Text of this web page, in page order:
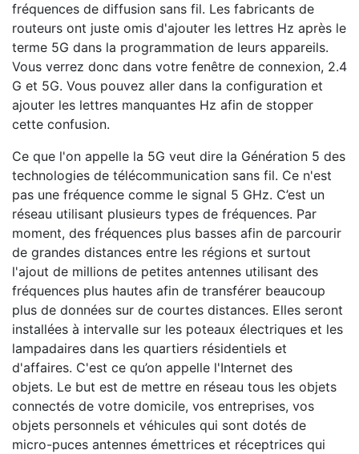
fréquences de diffusion sans fil. Les fabricants de
routeurs ont juste omis d'ajouter les lettres Hz après le
terme 5G dans la programmation de leurs appareils.
Vous verrez donc dans votre fenêtre de connexion, 2.4
G et 5G. Vous pouvez aller dans la configuration et
ajouter les lettres manquantes Hz afin de stopper
cette confusion.
Ce que l'on appelle la 5G veut dire la Génération 5 des
technologies de télécommunication sans fil. Ce n'est
pas une fréquence comme le signal 5 GHz. C’est un
réseau utilisant plusieurs types de fréquences. Par
moment, des fréquences plus basses afin de parcourir
de grandes distances entre les régions et surtout
l'ajout de millions de petites antennes utilisant des
fréquences plus hautes afin de transférer beaucoup
plus de données sur de courtes distances. Elles seront
installées à intervalle sur les poteaux électriques et les
lampadaires dans les quartiers résidentiels et
d'affaires. C'est ce qu’on appelle l'Internet des
objets. Le but est de mettre en réseau tous les objets
connectés de votre domicile, vos entreprises, vos
objets personnels et véhicules qui sont dotés de
micro-puces antennes émettrices et réceptrices qui